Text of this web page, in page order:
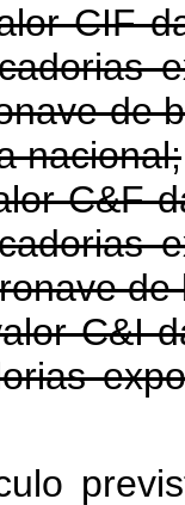
CIF
de
nacional;
C&F
C&I